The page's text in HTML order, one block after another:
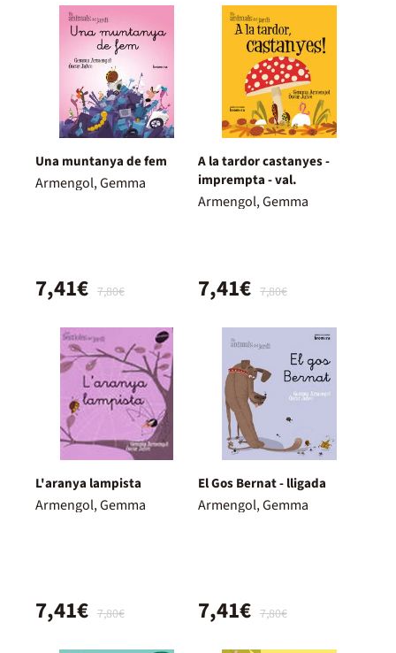
Una muntanya de fem
Armengol, Gemma
7,80€
7,41€
A la tardor castanyes -
imprempta - val.
Armengol, Gemma
7,80€
7,41€
L'aranya lampista
Armengol, Gemma
7,80€
7,41€
El Gos Bernat - lligada
Armengol, Gemma
7,80€
7,41€